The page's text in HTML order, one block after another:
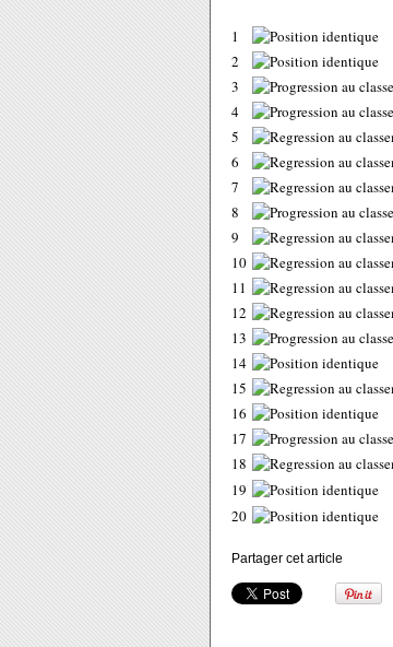
1
2
3
4
5
6
7
8
9
10
11
12
13
14
15
16
17
18
19
20
Partager cet article